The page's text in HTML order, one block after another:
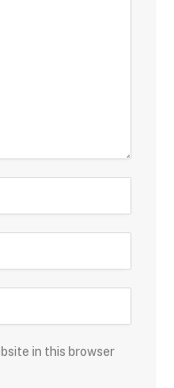
in this browser